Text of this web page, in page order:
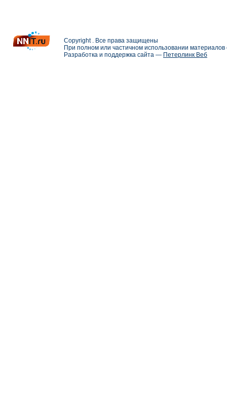
Copyright . Все права защищены
При полном или частичном использовании
Разработка и поддержка сайта — Петерлинк Веб